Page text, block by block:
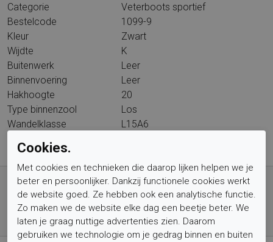
Categorie
Veterboots sportief
Bestelcode
1099-9
Kleur
Zwart
Wijdte
K
Buitenwerk
Leer
Binnenvoering
Leer
Hakhoogte
20
Type binnenzool
Los
Wandelklasse
L15A6
Bestel nu, betaal achteraf met Klarna
Levertijd 1-2 werkdagen*
Retourtermijn van 2 weken
Cookies.
Met cookies en technieken die daarop lijken helpen we je
beter en persoonlijker. Dankzij functionele cookies werkt
de website goed. Ze hebben ook een analytische functie.
Zo maken we de website elke dag een beetje beter. We
laten je graag nuttige advertenties zien. Daarom
gebruiken we technologie om je gedrag binnen en buiten